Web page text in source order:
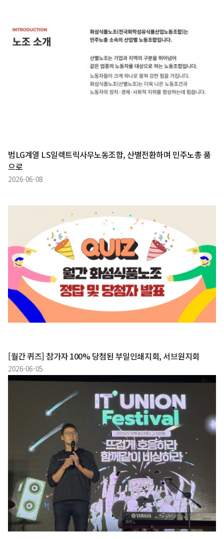
범LG계열 LS일렉트릭사무노동조합, 산별전환하며 민주노총 품
으로
2026-06-08
[월간 퀴즈] 참가자 100% 당첨된 부일인쇄지회, 서브원지회
2026-06-05